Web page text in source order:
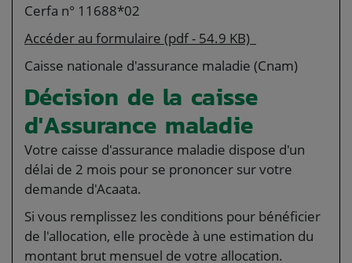
Cerfa n° 11688*02
Accéder au formulaire (pdf - 54.9 KB)
Caisse nationale d'assurance maladie (Cnam)
Décision de la caisse
d'Assurance maladie
Votre caisse d'assurance maladie dispose d'un
délai de 2 mois pour se prononcer sur votre
demande d'Acaata.
Si vous remplissez les conditions pour bénéficier
de l'allocation, elle procède à une estimation du
montant brut mensuel de votre allocation.